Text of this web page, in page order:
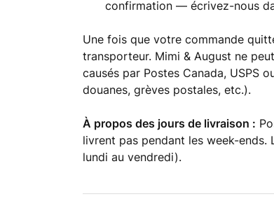
confirmation — écrivez-nous
Une fois que votre commande
transporteur. Mimi & August ne
causés par Postes Canada, USPS
douanes, grèves postales, etc.).
À propos des jours de livraison :
livrent pas pendant les week-
lundi au vendredi).